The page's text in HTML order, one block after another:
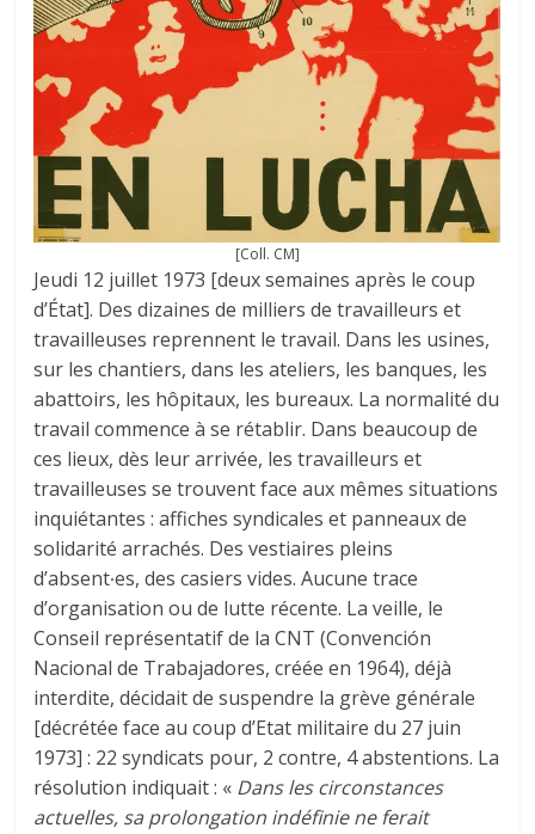
[Coll. CM]
Jeudi 12 juillet 1973 [deux semaines après le coup
d’État]. Des dizaines de milliers de travailleurs et
travailleuses reprennent le travail. Dans les usines,
sur les chantiers, dans les ateliers, les banques, les
abattoirs, les hôpitaux, les bureaux. La normalité du
travail commence à se rétablir. Dans beaucoup de
ces lieux, dès leur arrivée, les travailleurs et
travailleuses se trouvent face aux mêmes situations
inquiétantes : affiches syndicales et panneaux de
solidarité arrachés. Des vestiaires pleins
d’absent∙es, des casiers vides. Aucune trace
d’organisation ou de lutte récente. La veille, le
Conseil représentatif de la CNT (Convención
Nacional de Trabajadores, créée en 1964), déjà
interdite, décidait de suspendre la grève générale
[décrétée face au coup d’Etat militaire du 27 juin
1973] : 22 syndicats pour, 2 contre, 4 abstentions. La
résolution indiquait : « Dans les circonstances
actuelles, sa prolongation indéfinie ne ferait